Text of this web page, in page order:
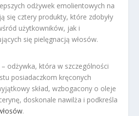
odżywek emolientowych na
się cztery produkty, które zdobyły
użytkowników, jak i
się pielęgnacją włosów.
– odżywka, która w szczególności
posiadaczkom kręconych
skład, wzbogacony o oleje
doskonale nawilża i podkreśla
.